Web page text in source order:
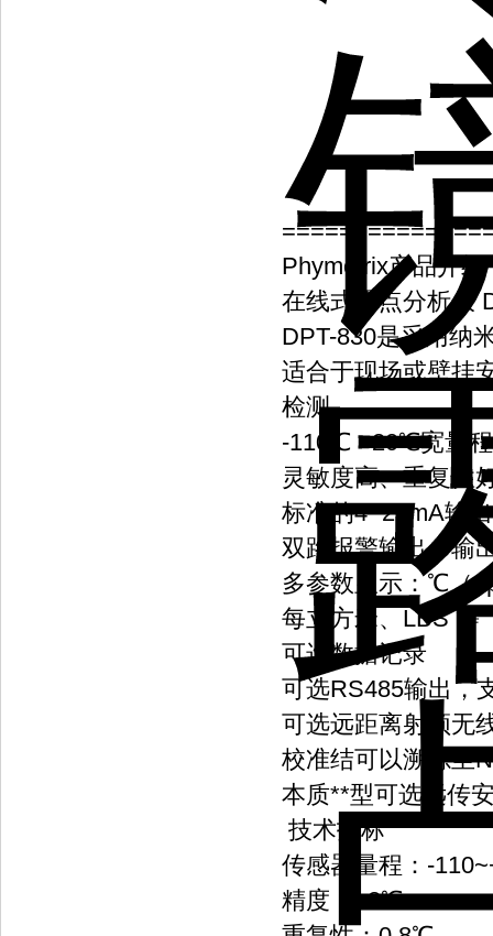
Phymetrix产品介绍
在线式露点分析仪
DPT-830是采用纳
适合于现场或壁挂
检测。
-110℃ ~20℃宽量程
灵敏度高、重复性
标准的4~20mA输
双路报警输出，输
多参数显示：℃（
每立方米、LBS 等
可选数据记录
可选RS485输出，
可选远距离射频无
校准结可以溯源至
本质**型可选远传
技术指标
传感器量程：-
精度：±2℃